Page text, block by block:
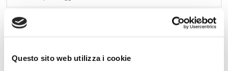
Questo sito web utilizza i cookie
Lascia un commento
L'indirizzo email non verrà pubblicato. I campi